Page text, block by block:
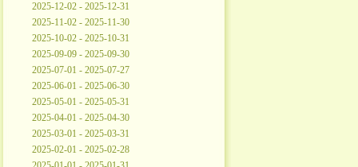
2025-12-02 - 2025-12-31
2025-11-02 - 2025-11-30
2025-10-02 - 2025-10-31
2025-09-09 - 2025-09-30
2025-07-01 - 2025-07-27
2025-06-01 - 2025-06-30
2025-05-01 - 2025-05-31
2025-04-01 - 2025-04-30
2025-03-01 - 2025-03-31
2025-02-01 - 2025-02-28